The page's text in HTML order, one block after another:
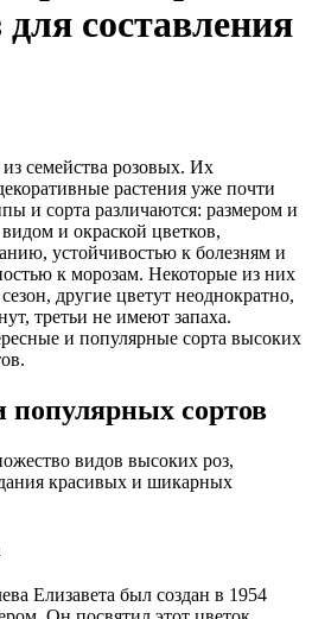
составления
семейства розовых. Их
растения уже почти
и сорта различаются: размером и
и окраской цветков,
устойчивостью к болезням и
к морозам. Некоторые из них
другие цветут неоднократно,
третьи не имеют запаха.
и популярные сорта высоких
популярных сортов
видов высоких роз,
красивых и шикарных
Елизавета был создан в 1954